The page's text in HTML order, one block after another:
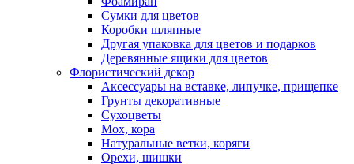
Сумки для цветов
Коробки шляпные
Другая упаковка для цветов и подарков
Деревянные ящики для цветов
Флористический декор
Аксессуары на вставке, липучке, прищепке
Грунты декоративные
Сухоцветы
Мох, кора
Натуральные ветки, коряги
Орехи, шишки